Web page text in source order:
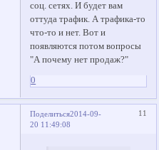
соц. сетях. И будет вам
оттуда трафик. А трафика-то
что-то и нет. Вот и
появляются потом вопросы
"А почему нет продаж?"
0
Поделиться 11
2014-09-
20 11:49:08